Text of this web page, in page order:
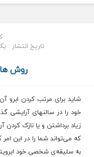
تاریخ انتشار : یکشنبه 25
روش
شاید برای مرتب کردن ابرو
خود را در سالنهای آرایشی
زیاد برداشتن و یا نازک
که می‌تواند شما را در این
به سلیقه‌ی شخصی خود